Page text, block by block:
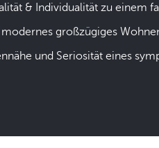
& Individualität zu einem
modernes großzügiges
und Seriosität eines